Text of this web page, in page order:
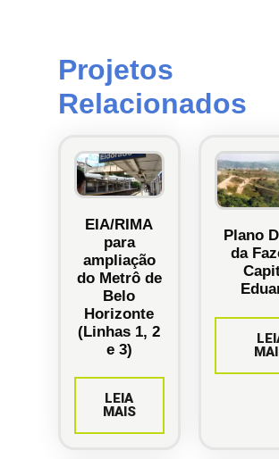
Projetos
Relacionados
EIA/RIMA
para
ampliação
do Metrô de
Belo
Horizonte
(Linhas 1, 2
e 3)
LEIA
MAIS
Plano
da